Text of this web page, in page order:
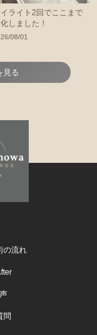
ライト2回でここまで
しました！
08/01
見る
の流れ
問